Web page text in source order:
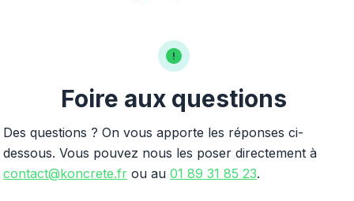
Foire aux questions
Des questions ? On vous apporte les réponses ci-
dessous. Vous pouvez nous les poser directement à
contact@koncrete.fr ou au 01 89 31 85 23.